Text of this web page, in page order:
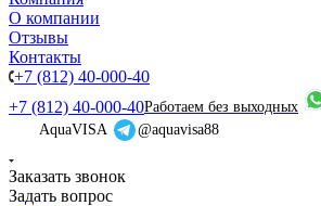
О компании
Отзывы
Контакты
+7 (812) 40-000-40
+7 (812) 40-000-40Работаем без выходных
AquaVISA
@aquavisa88
Заказать звонок
Задать вопрос